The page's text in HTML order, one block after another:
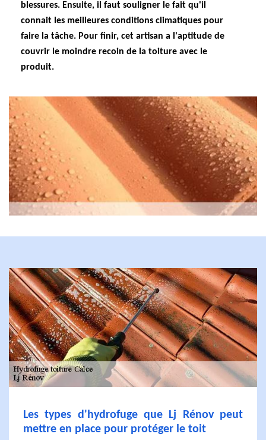
blessures. Ensuite, il faut souligner le fait qu'il
connait les meilleures conditions climatiques pour
faire la tâche. Pour finir, cet artisan a l'aptitude de
couvrir le moindre recoin de la toiture avec le
produit.
Les types d'hydrofuge que Lj Rénov peut
mettre en place pour protéger le toit